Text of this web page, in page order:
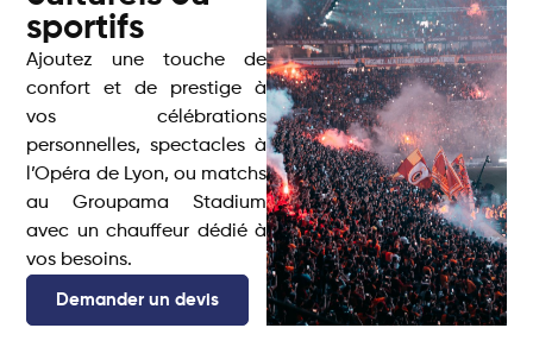
sportifs
Ajoutez une touche de
confort et de prestige à
vos célébrations
personnelles, spectacles à
l’Opéra de Lyon, ou matchs
au Groupama Stadium
avec un chauffeur dédié à
vos besoins.
Demander un devis